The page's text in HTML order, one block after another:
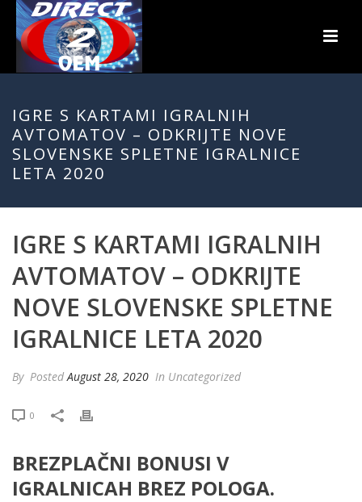
IGRE S KARTAMI IGRALNIH
AVTOMATOV – ODKRIJTE NOVE
SLOVENSKE SPLETNE IGRALNICE
LETA 2020
IGRE S KARTAMI IGRALNIH
AVTOMATOV – ODKRIJTE
NOVE SLOVENSKE SPLETNE
IGRALNICE LETA 2020
By PostedAugust 28, 2020 In Uncategorized
0
BREZPLAČNI BONUSI V
IGRALNICAH BREZ POLOGA.